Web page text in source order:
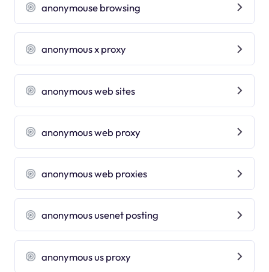
anonymouse browsing
anonymous x proxy
anonymous web sites
anonymous web proxy
anonymous web proxies
anonymous usenet posting
anonymous us proxy